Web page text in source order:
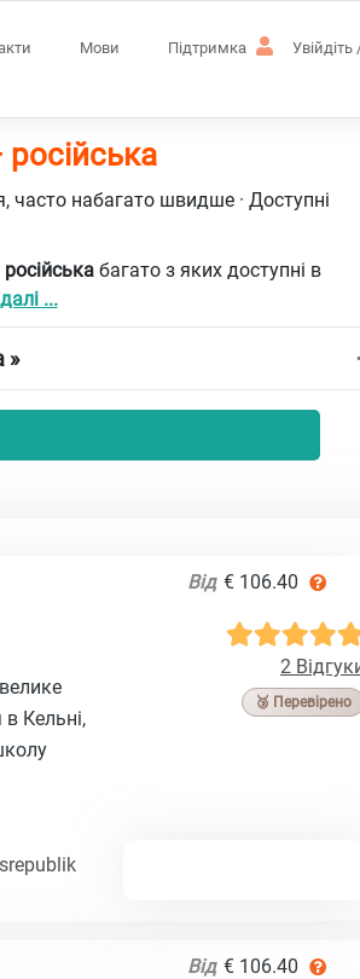
Мови Підтримка
часто набагато швидше · Доступні
багато з яких доступні в
...
»
Від € 106.40
2
🥉 Перевірено
Кельні,
Від € 106.40